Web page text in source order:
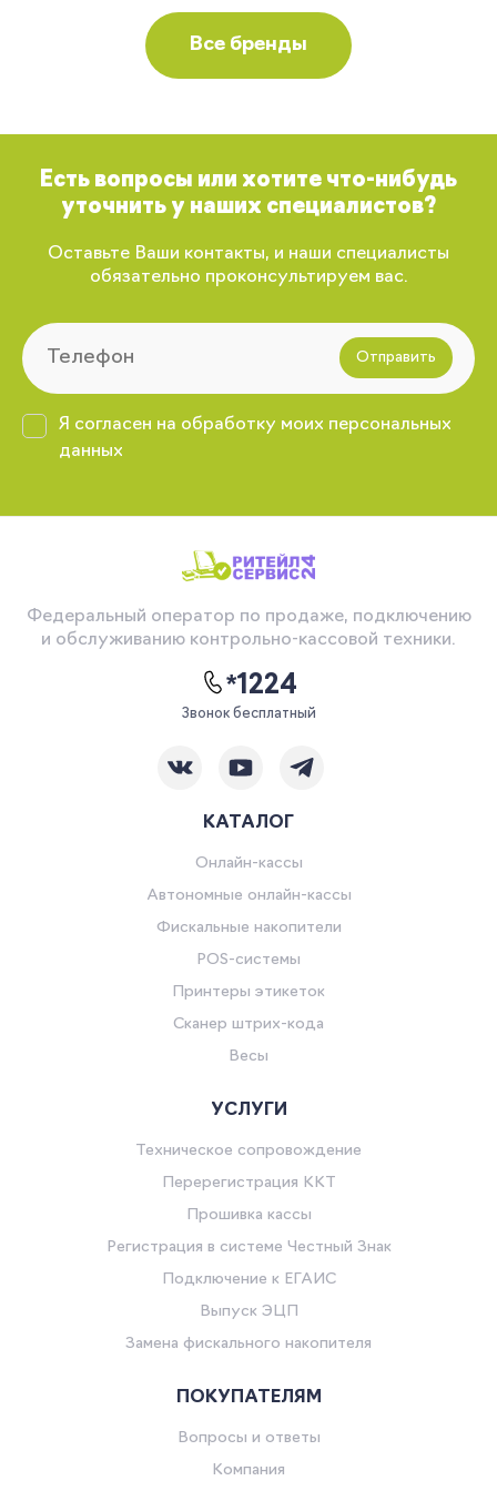
Все бренды
Есть вопросы или хотите что-нибудь
уточнить у наших специалистов?
Оставьте Ваши контакты, и наши специалисты
обязательно проконсультируем вас.
Отправить
Я согласен на обработку моих персональных
данных
Федеральный оператор по продаже, подключению
и обслуживанию контрольно-кассовой техники.
*1224
Звонок бесплатный
КАТАЛОГ
Онлайн-кассы
Автономные онлайн-кассы
Фискальные накопители
POS-системы
Принтеры этикеток
Сканер штрих-кода
Весы
УСЛУГИ
Техническое сопровождение
Перерегистрация ККТ
Прошивка кассы
Регистрация в системе Честный Знак
Подключение к ЕГАИС
Выпуск ЭЦП
Замена фискального накопителя
ПОКУПАТЕЛЯМ
Вопросы и ответы
Компания